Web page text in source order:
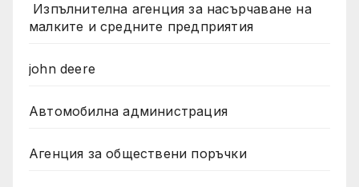
Изпълнителна агенция за насърчаване на
малките и средните предприятия
john deere
Автомобилна администрация
Агенция за обществени поръчки